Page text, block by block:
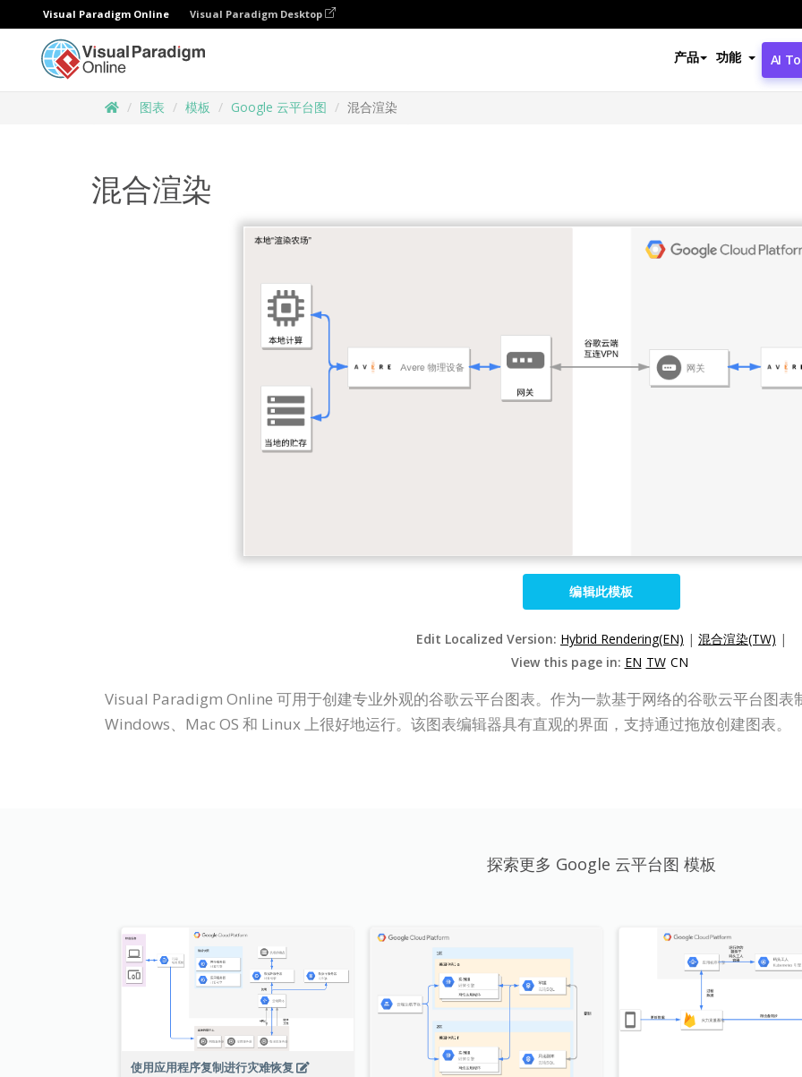
Visual Paradigm Online Visual Paradigm Desktop
产品 功能 AI
图表 模板 Google 云平台图 混合渲染
混合渲染
编辑此模板
Edit Localized Version: Hybrid Rendering(EN) | 混合渲染(TW) |
View this page in: EN TW CN
Visual Paradigm Online 可用于创建专业外观的谷歌云平台图表。作为一款基于网络的谷歌云平台图表
Windows、Mac OS 和 Linux 上很好地运行。该图表编辑器具有直观的界面，支持通过拖放创建图表。
探索更多 Google 云平台图 模板
使用应用程序复制进行灾难恢复